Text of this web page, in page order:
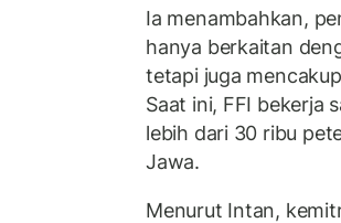
Ia menambahkan,
hanya berkaitan
tetapi juga
Saat ini, FFI bekerja
lebih dari 30 ribu
Jawa.
Menurut Intan,